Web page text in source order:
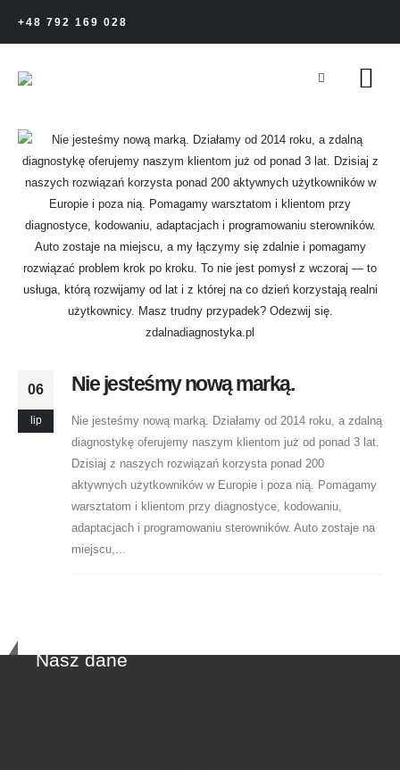
+48 792 169 028
06
lip
Nie jesteśmy nową marką.
Nie jesteśmy nową marką. Działamy od 2014 roku, a zdalną
diagnostykę oferujemy naszym klientom już od ponad 3 lat.
Dzisiaj z naszych rozwiązań korzysta ponad 200
aktywnych użytkowników w Europie i poza nią. Pomagamy
warsztatom i klientom przy diagnostyce, kodowaniu,
adaptacjach i programowaniu sterowników. Auto zostaje na
miejscu,...
Nasz dane